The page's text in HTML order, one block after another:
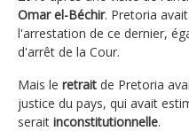
Omar el-Béchir. Pretoria
l'arrestation de ce dernier,
d'arrêt de la Cour.
Mais le retrait de Pretoria
justice du pays, qui avait
serait inconstitutionnelle.